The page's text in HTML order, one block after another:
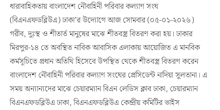
ধারাবাহিকতায় বাংলাদেশ নৌবাহিনী পরিবার কল্যাণ সংঘ
(বিএনএফডব্লিউএ) ঢাকা’র উদ্যোগে আজ সোমবার (০৫-০১-২০২৬)
গরীব, দুঃস্থ ও শীতার্ত মানুষের মাঝে শীতবস্ত্র বিতরণ করা হয়। ঢাকার
মিরপুর-১৪ তে অবস্থিত নাবিক আবাসিক এলাকায় আয়োজিত এ মানবিক
কর্মসূচিতে প্রধান অতিথি হিসেবে উপস্থিত থেকে শীতবস্ত্র বিতরণ করেন
বাংলাদেশ নৌবাহিনী পরিবার কল্যাণ সংঘের প্রেসিডেন্ট নাদিয়া সুলতানা। এ
সময় অন্যান্যদের মাঝে চেয়ারম্যান বিএন লেডিস ক্লাব ঢাকা, চেয়ারম্যান
বিএনএফডব্লিউএ ঢাকা, বিএনএফডব্লিউএ কেন্দ্রীয় কমিটির ভাইস